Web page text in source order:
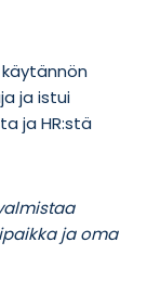
ja istui
ja HR:stä
ja oma